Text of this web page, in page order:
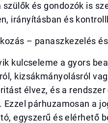
szülők és gondozók is
irányításban és
– panaszkezelés
kulcseleme a gyors
kizsákmányolásról
élvez, és a
Ezzel párhuzamosan a
egyszerű és elérhető